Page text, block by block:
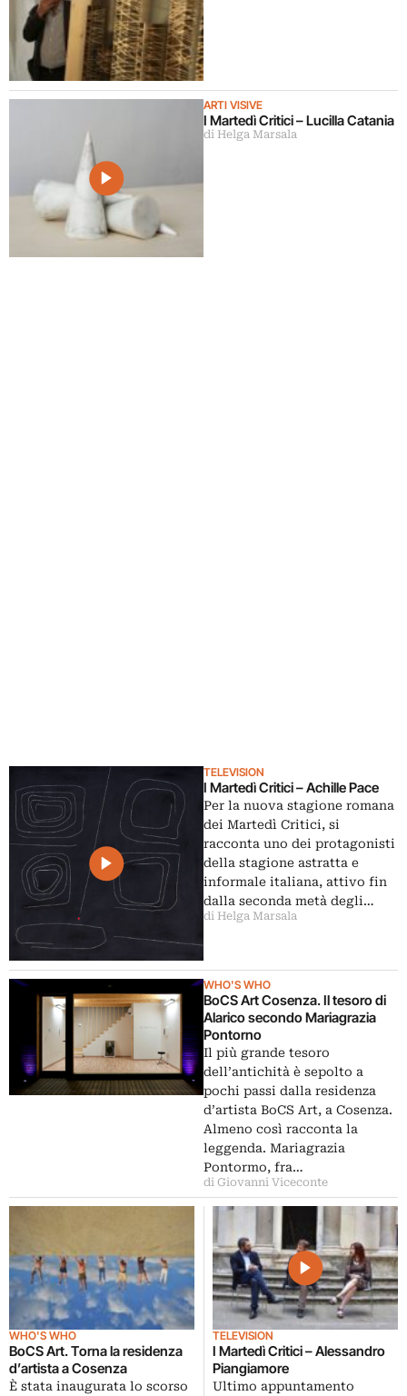
ARTI VISIVE
I Martedì Critici – Lucilla Catania
di Helga Marsala
TELEVISION
I Martedì Critici – Achille Pace
Per la nuova stagione romana
dei Martedì Critici, si
racconta uno dei protagonisti
della stagione astratta e
informale italiana, attivo fin
dalla seconda metà degli…
di Helga Marsala
WHO'S WHO
BoCS Art Cosenza. Il tesoro di
Alarico secondo Mariagrazia
Pontorno
Il più grande tesoro
dell’antichità è sepolto a
pochi passi dalla residenza
d’artista BoCS Art, a Cosenza.
Almeno così racconta la
leggenda. Mariagrazia
Pontormo, fra…
di Giovanni Viceconte
WHO'S WHO
BoCS Art. Torna la residenza
d’artista a Cosenza
È stata inaugurata lo scorso
TELEVISION
I Martedì Critici – Alessandro
Piangiamore
Ultimo appuntamento